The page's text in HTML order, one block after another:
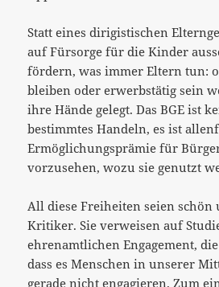
Statt eines dirigistischen
auf Fürsorge für die Kinder
fördern, was immer Eltern tun:
bleiben oder erwerbstätig sein
ihre Hände gelegt. Das BGE ist
bestimmtes Handeln, es ist
Ermöglichungsprämie für
vorzusehen, wozu sie genutzt
All diese Freiheiten seien schön
Kritiker. Sie verweisen auf
ehrenamtlichen Engagement,
dass es Menschen in unserer
gerade nicht engagieren. Zum